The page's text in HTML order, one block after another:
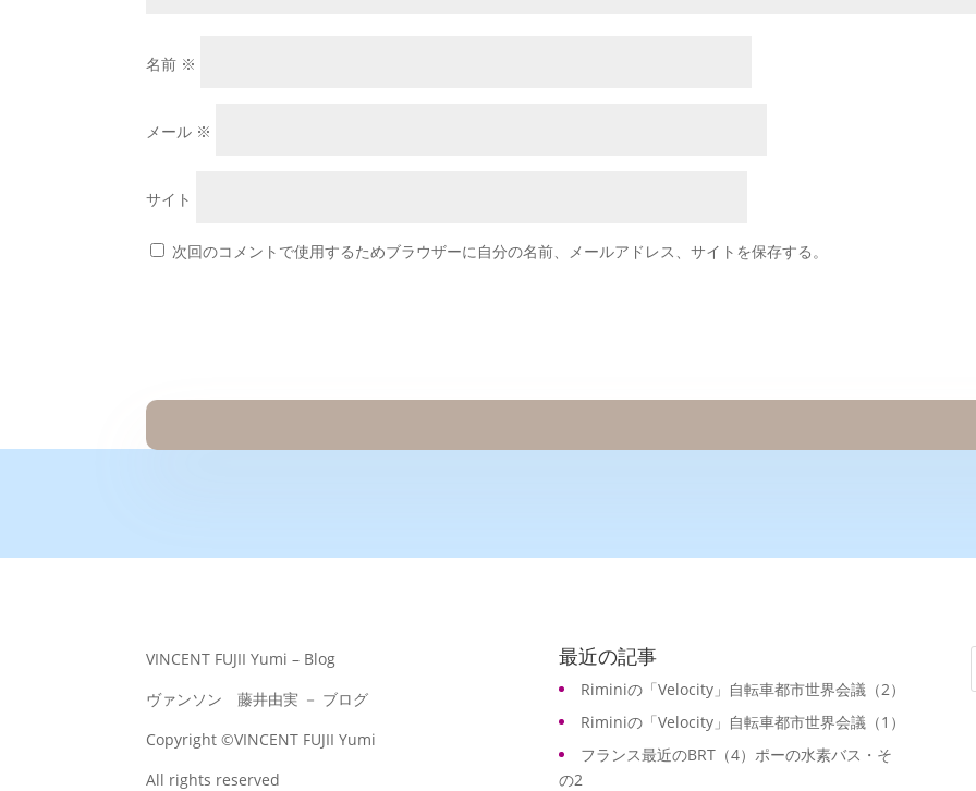
名前 ※
メール ※
サイト
次回のコメントで使用するためブラウザーに自分の名前、メールアドレス、サイトを保存する。
VINCENT FUJII Yumi – Blog
ヴァンソン 藤井由実 － ブログ
Copyright ©VINCENT FUJII Yumi
All rights reserved
最近の記事
Riminiの「Velocity」自転車都市世界会議（2）
Riminiの「Velocity」自転車都市世界会議（1）
フランス最近のBRT（4）ポーの水素バス・そ
の2